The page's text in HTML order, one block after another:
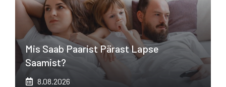
Mis Saab Paarist Pärast Lapse
Saamist?
8.08.2026